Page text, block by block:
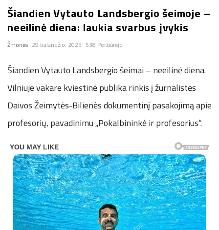
n
.
n
e
t
Šiandien Vytauto Landsbergio šeimoje –
neeilinė diena: laukia svarbus įvykis
Žmonės 29 balandžio, 2025 538 Peržiūrėjo
Šiandien Vytauto Landsbergio šeimai – neeilinė diena.
Vilniuje vakare kviestinė publika rinkis į žurnalistės
Daivos Žeimytės-Bilienės dokumentinį pasakojimą apie
profesorių, pavadinimu „Pokalbininkė ir profesorius“.